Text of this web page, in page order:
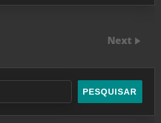
Next
PESQUISAR